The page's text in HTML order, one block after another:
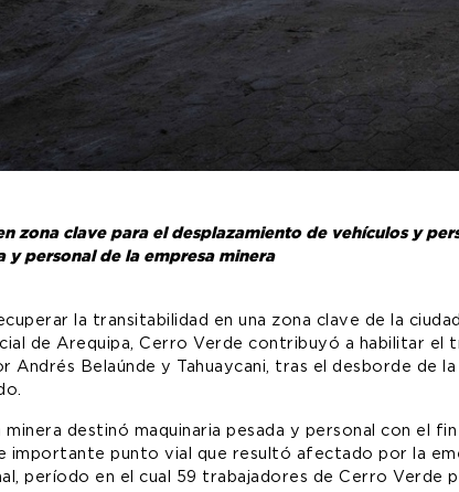
zona clave para el desplazamiento de vehículos y
y personal de la empresa minera
la transitabilidad en una zona clave de la
de Arequipa, Cerro Verde contribuyó a habilitar el
Andrés Belaúnde y Tahuaycani, tras el desborde de
minera destinó maquinaria pesada y personal con el
importante punto vial que resultó afectado por la
período en el cual 59 trabajadores de Cerro Verde